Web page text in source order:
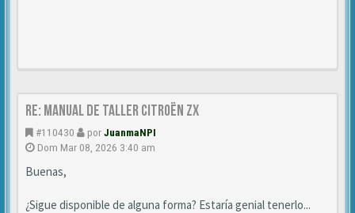
Re: Manual de Taller Citroën ZX
#110430 porJuanmaNPI
Dom Mar 08, 2026 3:40 am
Buenas,
¿Sigue disponible de alguna forma? Estaría genial tenerlo...